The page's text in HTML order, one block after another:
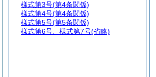
様式第3号(第4条関係)
様式第4号(第4条関係)
様式第5号(第5条関係)
様式第6号、様式第7号(省略)